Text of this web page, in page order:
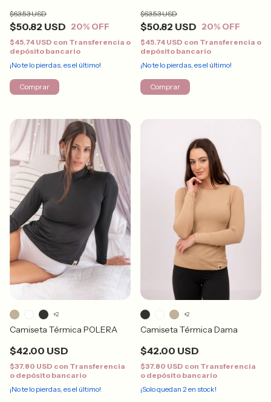
$50.82 USD
$63.53 USD
20% OFF
$45.74 USD con Transferencia o
depósito bancario
¡No te lo pierdas, es el último!
Comprar
$50.82 USD
$63.53 USD
20% OFF
$45.74 USD con Transferencia o
depósito bancario
¡No te lo pierdas, es el último!
Comprar
Camiseta Térmica POLERA
$42.00 USD
$37.80 USD con Transferencia
o depósito bancario
¡No te lo pierdas, es el último!
+2
Camiseta Térmica Dama
$42.00 USD
$37.80 USD con Transferencia
o depósito bancario
¡Solo quedan 2 en stock!
+2